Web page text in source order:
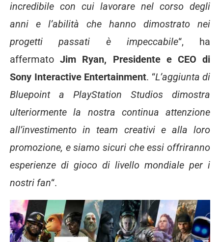
incredibile con cui lavorare nel corso degli
anni e l’abilità che hanno dimostrato nei
progetti passati è impeccabile“, ha
affermato Jim Ryan, Presidente e CEO di
Sony Interactive Entertainment. “L’aggiunta di
Bluepoint a PlayStation Studios dimostra
ulteriormente la nostra continua attenzione
all’investimento in team creativi e alla loro
promozione, e siamo sicuri che essi offriranno
esperienze di gioco di livello mondiale per i
nostri fan“.